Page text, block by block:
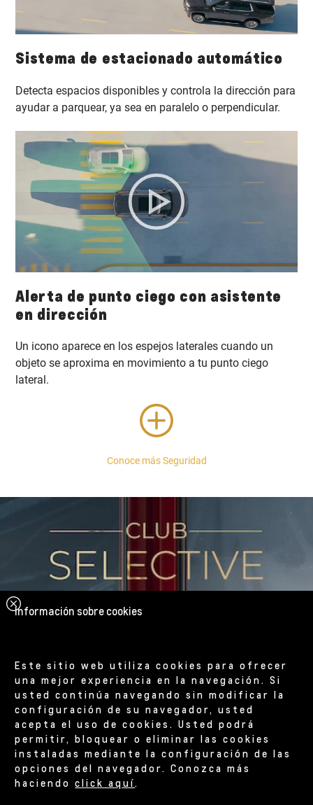
Sistema de estacionado automático
Detecta espacios disponibles y controla la dirección para
ayudar a parquear, ya sea en paralelo o perpendicular.
Alerta de punto ciego con asistente
en dirección
Un icono aparece en los espejos laterales cuando un
objeto se aproxima en movimiento a tu punto ciego
lateral.
Conoce más Seguridad
Información sobre cookies
Este sitio web utiliza cookies para ofrecer
una mejor experiencia en la navegación. Si
usted continúa navegando sin modificar la
configuración de su navegador, usted
acepta el uso de cookies. Usted podrá
permitir, bloquear o eliminar las cookies
instaladas mediante la configuración de las
opciones del navegador. Conozca más
haciendoclick aquí.